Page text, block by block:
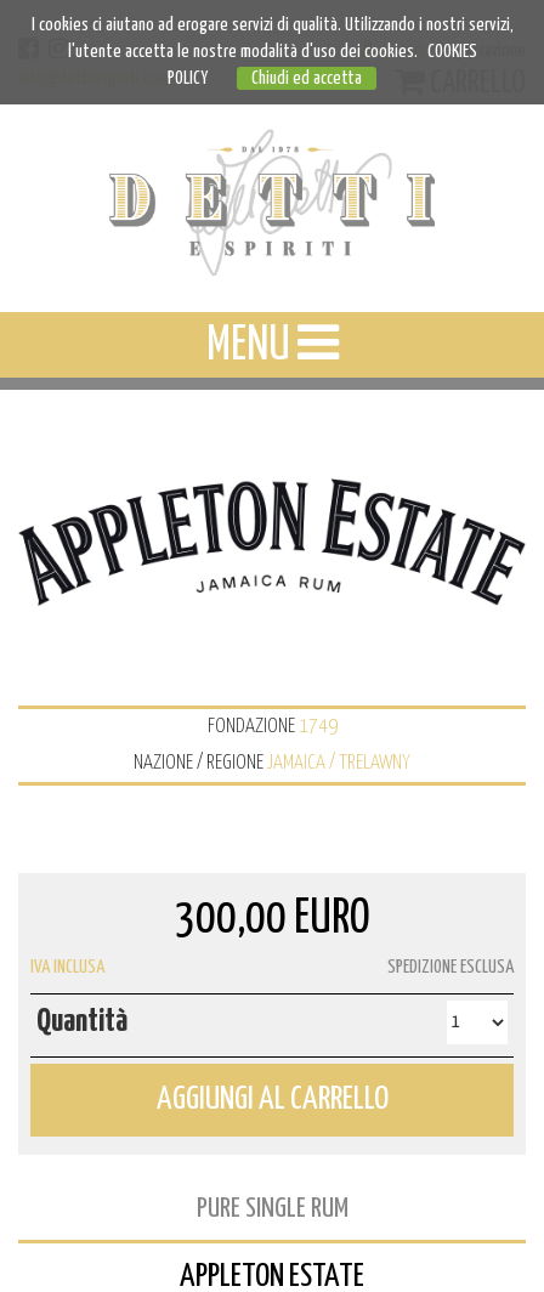
info@dettiespiriti.com
Accedi Registrazione
MENU
FONDAZIONE 1749
NAZIONE / REGIONEJAMAICA / TRELAWNY
300,00 EURO
IVA INCLUSA SPEDIZIONE ESCLUSA
Quantità
AGGIUNGI AL CARRELLO
PURE SINGLE RUM
APPLETON ESTATE
I cookies ci aiutano ad erogare servizi di qualità. Utilizzando i nostri servizi,
l'utente accetta le nostre modalità d'uso dei cookies. COOKIES
POLICY
Chiudi ed accetta